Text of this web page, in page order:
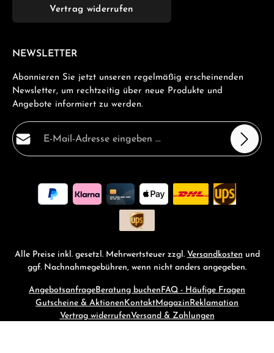
Vertrag widerrufen
NEWSLETTER
Abonnieren Sie jetzt unseren regelmäßig erscheinenden
Newsletter, um rechtzeitig über neue Produkte und
Angebote informiert zu werden.
E-Mail-Adresse*
Ich habe die
Datenschutzbestimmungen
zur Kenntnis
genommen und dieAGBgelesen und bin mit ihnen
Pflichtfelder.
Alle Preise inkl. gesetzl. Mehrwertsteuer zzgl. Versandkosten und
ggf. Nachnahmegebühren, wenn nicht anders angegeben.
Angebotsanfrage Beratung buchen FAQ - Häufige Fragen
Gutscheine & Aktionen KontaktMagazin Reklamation
Vertrag widerrufenVersand & Zahlungen